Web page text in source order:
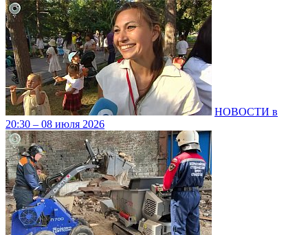
НОВОСТИ в
20:30 – 08 июля 2026